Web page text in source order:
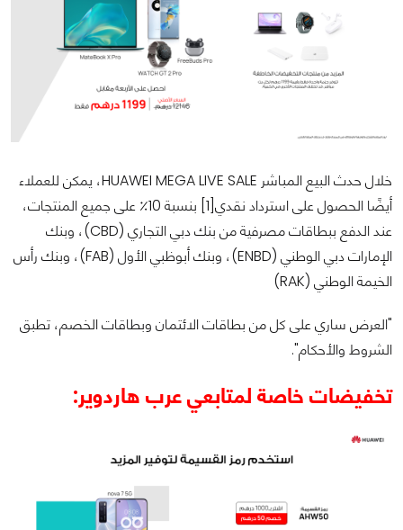
خلال حدث البيع المباشر HUAWEI MEGA LIVE SALE، يمكن للعملاء
أيضًا الحصول على استرداد نقدي[1] بنسبة 10٪ على جميع المنتجات،
عند الدفع ببطاقات مصرفية من بنك دبي التجاري (CBD)، وبنك
الإمارات دبي الوطني (ENBD)، وبنك أبوظبي الأول (FAB)، وبنك رأس
الخيمة الوطني (RAK)
"العرض ساري على كل من بطاقات الائتمان وبطاقات الخصم، تطبق
الشروط والأحكام".
تخفيضات خاصة لمتابعي عرب هاردوير: